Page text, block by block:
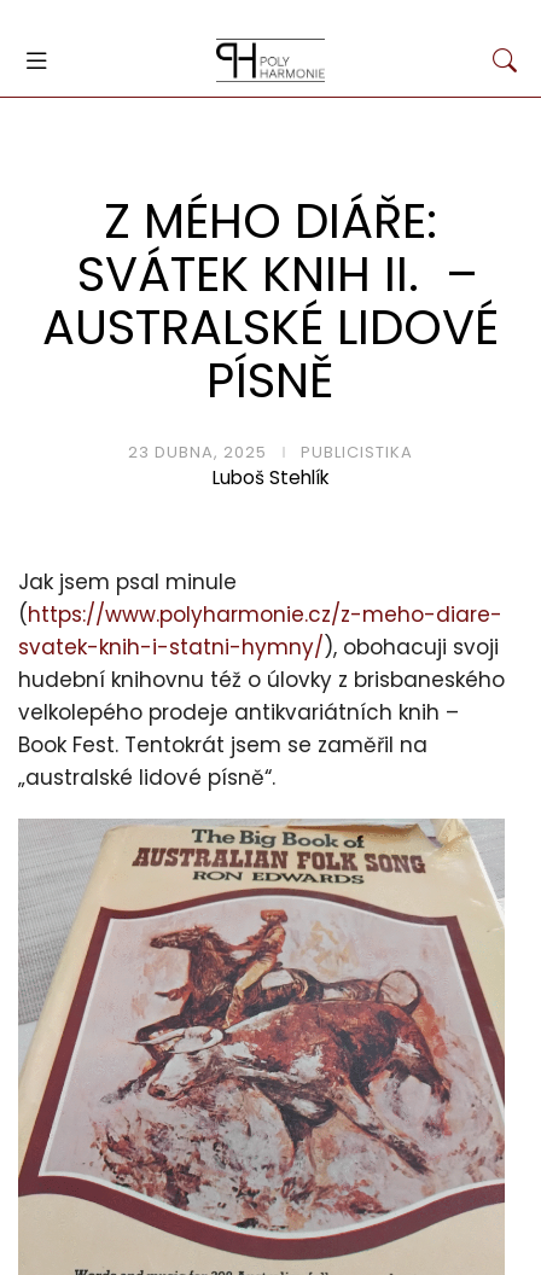
Z MÉHO DIÁŘE:
SVÁTEK KNIH II. –
AUSTRALSKÉ LIDOVÉ
PÍSNĚ
23 DUBNA, 2025 PUBLICISTIKA
Luboš Stehlík
Jak jsem psal minule
(https://www.polyharmonie.cz/z-meho-diare-
svatek-knih-i-statni-hymny/), obohacuji svoji
hudební knihovnu též o úlovky z brisbaneského
velkolepého prodeje antikvariátních knih –
Book Fest. Tentokrát jsem se zaměřil na
„australské lidové písně“.